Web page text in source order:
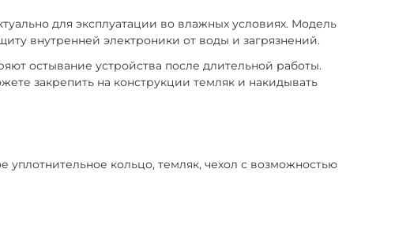
для эксплуатации во влажных условиях. Модель
внутренней электроники от воды и загрязнений.
остывание устройства после длительной работы.
закрепить на конструкции темляк и накидывать
уплотнительное кольцо, темляк, чехол с возможностью